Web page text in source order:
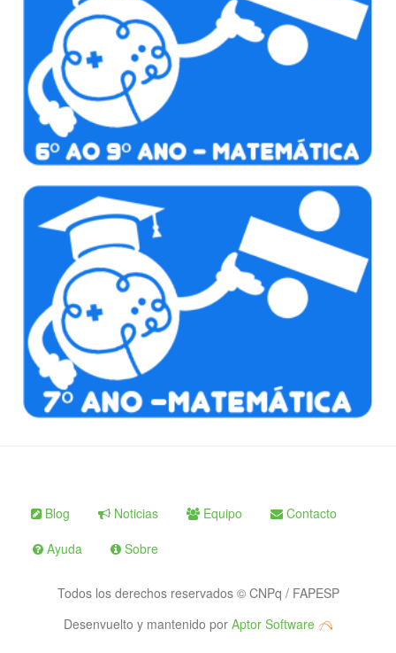
Blog Noticias Equipo
Contacto
Ayuda
Sobre
Todos los derechos reservados © CNPq / FAPESP
Desenvuelto y mantenido por Aptor Software